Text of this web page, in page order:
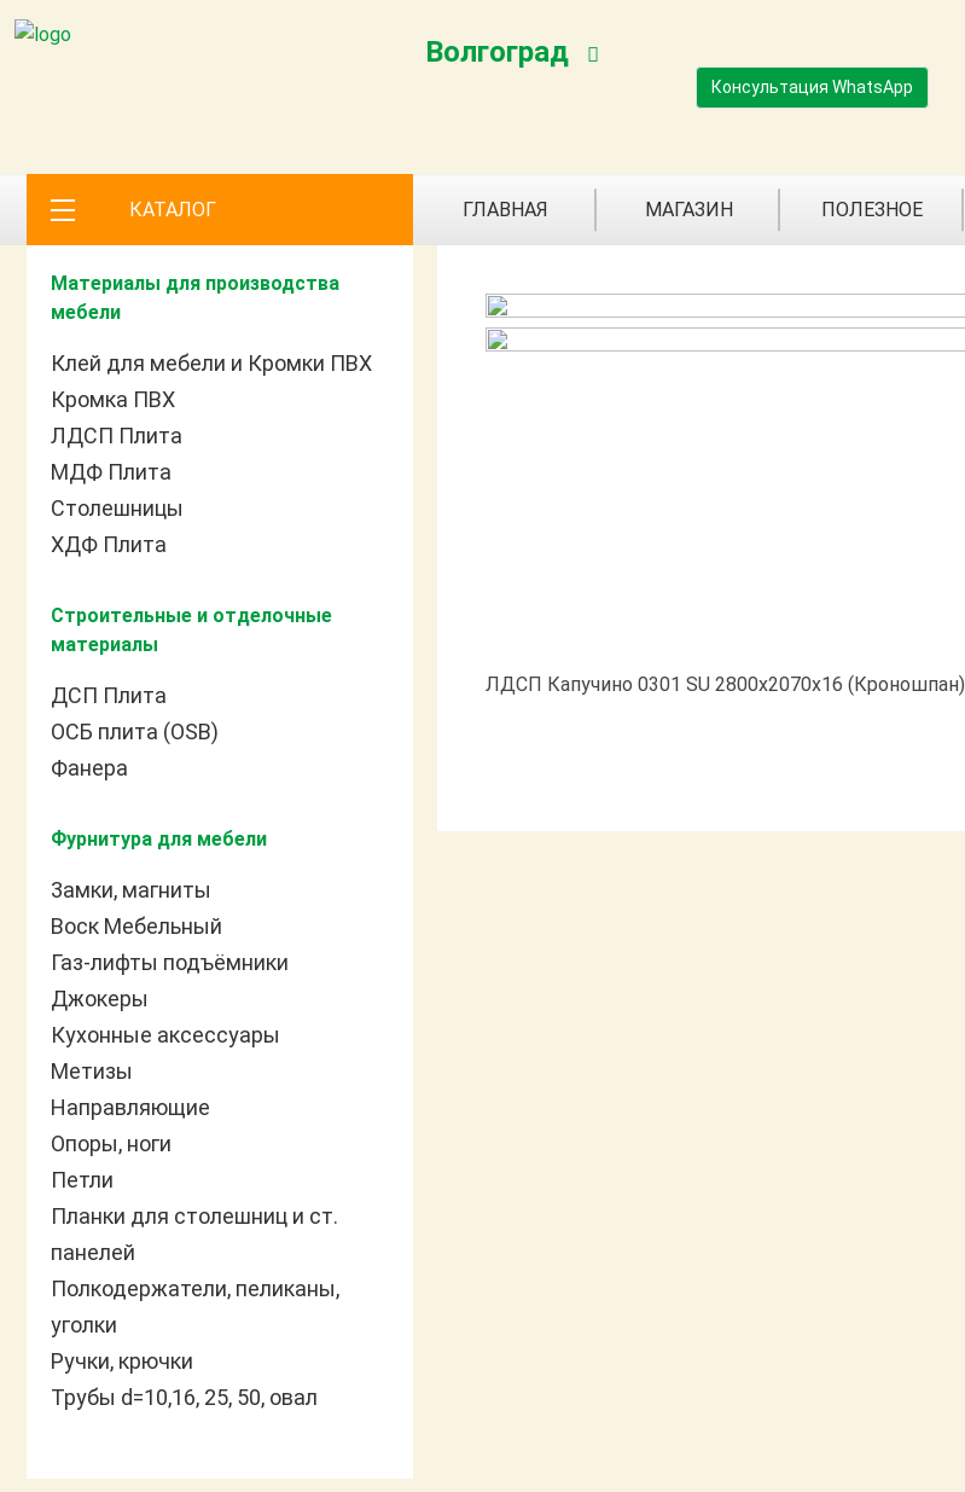
Волгоград
Консультация WhatsApp
КАТАЛОГ ГЛАВНАЯ МАГАЗИН ПОЛЕЗНОЕ
Материалы для производства
мебели
Клей для мебели и Кромки ПВХ
Кромка ПВХ
ЛДСП Плита
МДФ Плита
Столешницы
ХДФ Плита
Строительные и отделочные
материалы
ДСП Плита
ОСБ плита (OSB)
Фанера
Фурнитура для мебели
3амки, магниты
Воск Мебельный
Газ-лифты подъёмники
Джокеры
Кухонные аксессуары
Метизы
Направляющие
Опоры, ноги
Петли
Планки для столешниц и ст.
панелей
Полкодержатели, пеликаны,
уголки
Ручки, крючки
Трубы d=10,16, 25, 50, овал
ЛДСП Капучино 0301 SU 2800х2070х16 (Кроношпан)